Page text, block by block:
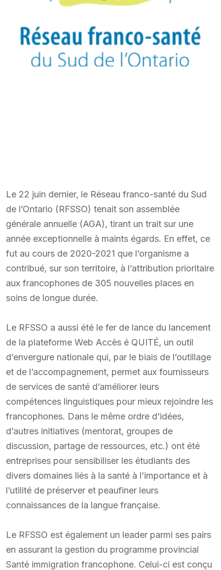
Le 22 juin dernier, le Réseau franco-santé du Sud
de l’Ontario (RFSSO) tenait son assemblée
générale annuelle (AGA), tirant un trait sur une
année exceptionnelle à maints égards. En effet, ce
fut au cours de 2020-2021 que l’organisme a
contribué, sur son territoire, à l’attribution prioritaire
aux francophones de 305 nouvelles places en
soins de longue durée.
Le RFSSO a aussi été le fer de lance du lancement
de la plateforme Web Accès é QUITÉ, un outil
d’envergure nationale qui, par le biais de l’outillage
et de l’accompagnement, permet aux fournisseurs
de services de santé d’améliorer leurs
compétences linguistiques pour mieux rejoindre les
francophones. Dans le même ordre d’idées,
d’autres initiatives (mentorat, groupes de
discussion, partage de ressources, etc.) ont été
entreprises pour sensibiliser les étudiants des
divers domaines liés à la santé à l’importance et à
l’utilité de préserver et peaufiner leurs
connaissances de la langue française.
Le RFSSO est également un leader parmi ses pairs
en assurant la gestion du programme provincial
Santé immigration francophone. Celui-ci est conçu